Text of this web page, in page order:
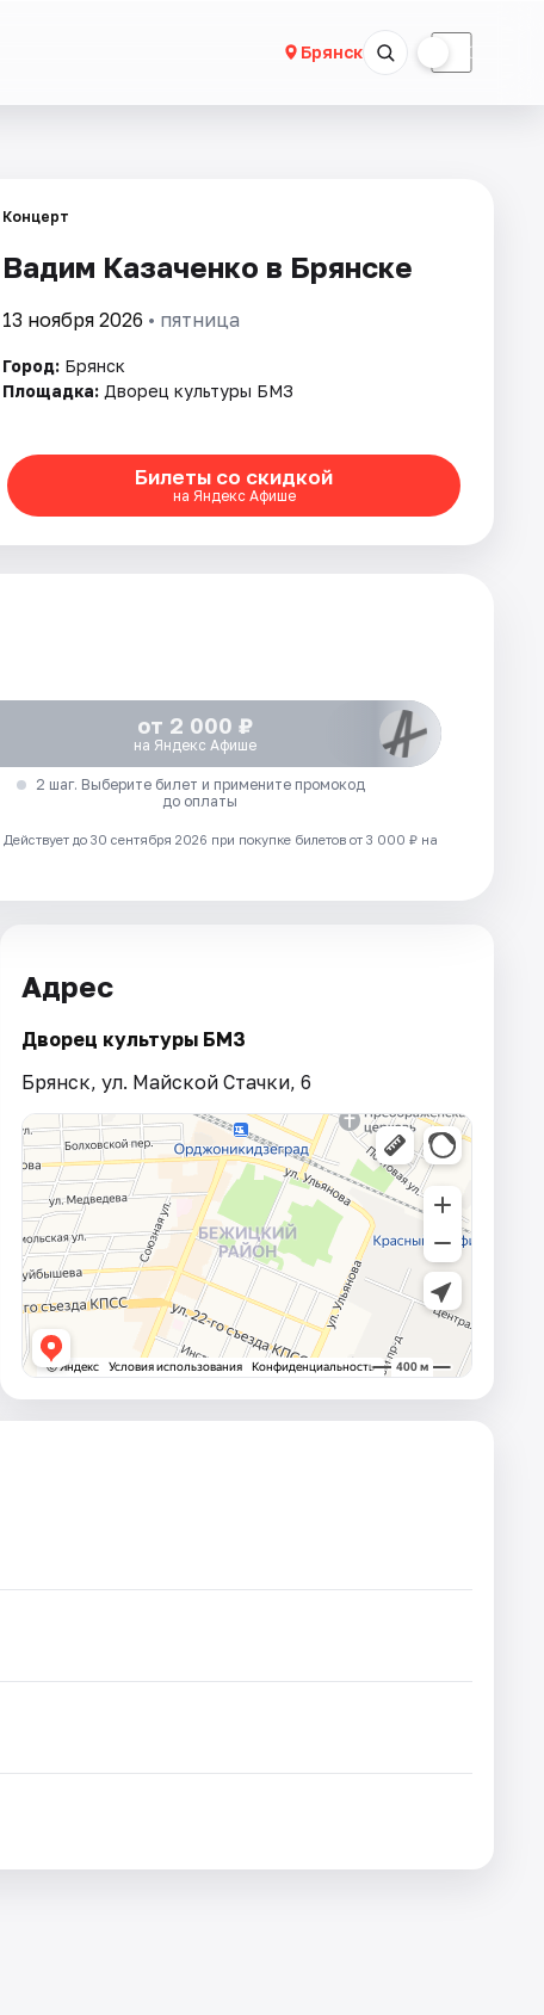
Брянск ☾
Концерт
Вадим Казаченко в Брянске
13 ноября 2026 • пятница
Город: Брянск
Площадка: Дворец культуры БМЗ
Билеты со скидкой
на Яндекс Афише
от 2 000 ₽
на Яндекс Афише
2 шаг. Выберите билет и примените промокод
до оплаты
Действует до 30 сентября 2026 при покупке билетов от 3 000 ₽ на
Адрес
Дворец культуры БМЗ
Брянск, ул. Майской Стачки, 6